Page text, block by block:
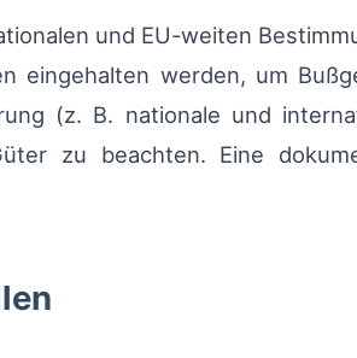
und EU-weiten
eingehalten werden, um
(z. B. nationale und
zu beachten. Eine